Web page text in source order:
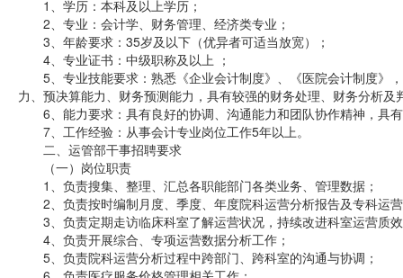
1、学历：本科及以上学历；
2、专业：会计学、财务管理、经济类专业；
3、年龄要求：35岁及以下（优异者可适当放宽）；
4、专业证书：中级职称及以上 ；
5、专业技能要求：熟悉《企业会计制度》、《医院会计制度》
力、预决算能力、财务预测能力，具有较强的财务处理、财务分析
6、能力要求：具有良好的协调、沟通能力和团队协作精神，具
7、工作经验：从事会计专业岗位工作5年以上。
二、运管部干事招聘要求
（一）岗位职责
1、负责搜集、整理、汇总各职能部门各类业务、管理数据；
2、负责按时编制月度、季度、年度院科运营分析报告及专科运
3、负责定期走访临床科室了解运营状况，持续改进科室运营质
4、负责开展综合、专项运营数据分析工作；
5、负责院科运营分析过程中跨部门、跨科室的沟通与协调；